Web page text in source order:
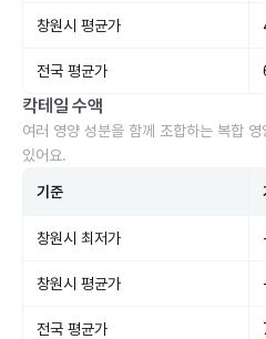
창원시 평균가
전국 평균가
칵테일 수액
여러 영양 성분을 함께 조합하는 복합
있어요.
기준
창원시 최저가
창원시 평균가
전국 평균가